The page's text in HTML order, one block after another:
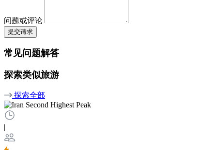
问题或评论
提交请求
常见问题解答
探索类似旅游
探索全部
|